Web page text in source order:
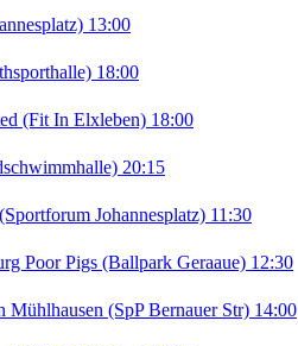
13:00
18:00
(Fit In Elxleben) 18:00
20:15
Johannesplatz) 11:30
Poor Pigs (Ballpark Geraaue) 12:30
(SpP Bernauer Str) 14:00